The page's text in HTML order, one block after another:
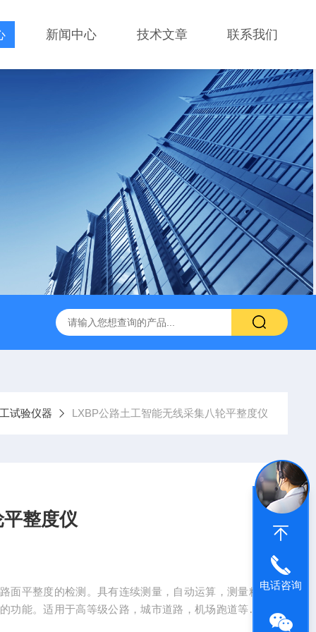
新闻中心 技术文章 联系我们
钢结构防火涂料测厚仪 砂基透水砖透水速率试验装置
试验仪器 LXBP公路土工智能无线采集八轮平整度仪
整度仪
面平整度的检测。具有连续测量，自动运算，测量精
功能。适用于高等级公路，城市道路，机场跑道等路
电话咨询